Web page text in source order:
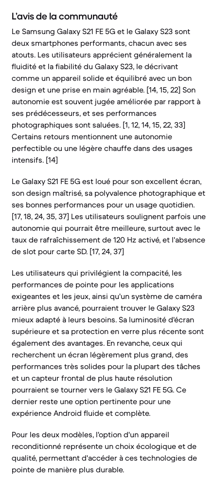
L’avis de la communauté
Le Samsung Galaxy S21 FE 5G et le Galaxy S23 sont
deux smartphones performants, chacun avec ses
atouts. Les utilisateurs apprécient généralement la
fluidité et la fiabilité du Galaxy S23, le décrivant
comme un appareil solide et équilibré avec un bon
design et une prise en main agréable. [14, 15, 22] Son
autonomie est souvent jugée améliorée par rapport à
ses prédécesseurs, et ses performances
photographiques sont saluées. [1, 12, 14, 15, 22, 33]
Certains retours mentionnent une autonomie
perfectible ou une légère chauffe dans des usages
intensifs. [14]
Le Galaxy S21 FE 5G est loué pour son excellent écran,
son design maîtrisé, sa polyvalence photographique et
ses bonnes performances pour un usage quotidien.
[17, 18, 24, 35, 37] Les utilisateurs soulignent parfois une
autonomie qui pourrait être meilleure, surtout avec le
taux de rafraîchissement de 120 Hz activé, et l'absence
de slot pour carte SD. [17, 24, 37]
Les utilisateurs qui privilégient la compacité, les
performances de pointe pour les applications
exigeantes et les jeux, ainsi qu'un système de caméra
arrière plus avancé, pourraient trouver le Galaxy S23
mieux adapté à leurs besoins. Sa luminosité d'écran
supérieure et sa protection en verre plus récente sont
également des avantages. En revanche, ceux qui
recherchent un écran légèrement plus grand, des
performances très solides pour la plupart des tâches
et un capteur frontal de plus haute résolution
pourraient se tourner vers le Galaxy S21 FE 5G. Ce
dernier reste une option pertinente pour une
expérience Android fluide et complète.
Pour les deux modèles, l'option d'un appareil
reconditionné représente un choix écologique et de
qualité, permettant d'accéder à ces technologies de
pointe de manière plus durable.